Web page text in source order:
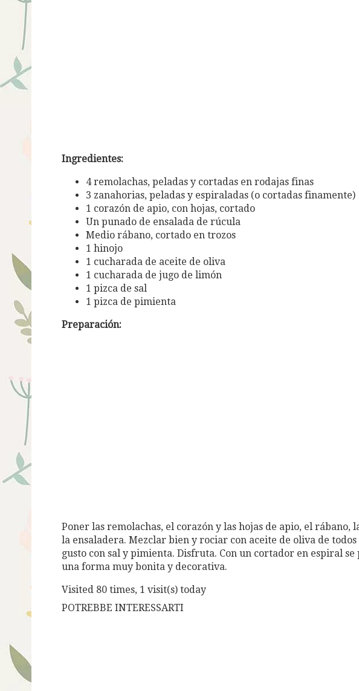
Ingredientes:
4 remolachas, peladas y cortadas en rodajas finas
3 zanahorias, peladas y espiraladas (o cortadas finamente)
1 corazón de apio, con hojas, cortado
Un punado de ensalada de rúcula
Medio rábano, cortado en trozos
1 hinojo
1 cucharada de aceite de oliva
1 cucharada de jugo de limón
1 pizca de sal
1 pizca de pimienta
Preparación:
Poner las remolachas, el corazón y las hojas de apio, el rábano,
la ensaladera. Mezclar bien y rociar con aceite de oliva de todos
gusto con sal y pimienta. Disfruta. Con un cortador en espiral
una forma muy bonita y decorativa.
Visited 80 times, 1 visit(s) today
POTREBBE INTERESSARTI